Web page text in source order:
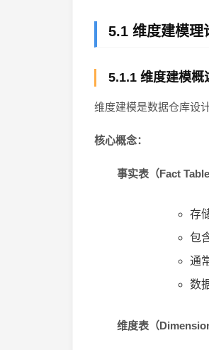
5.1 维度建模理
5.1.1 维度建模概
维度建模是数据仓库设
核心概念：
事实表（Fact Table
存
包
通
数
维度表（